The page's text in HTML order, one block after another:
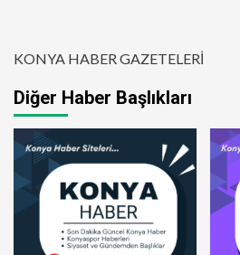
KONYA HABER GAZETELERİ
Diğer Haber Başlıkları